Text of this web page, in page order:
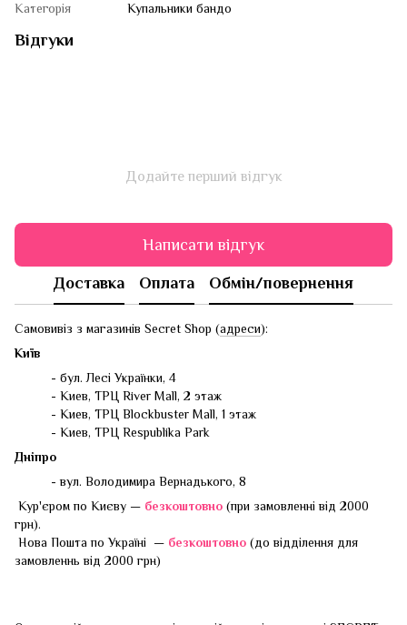
Категорія
Купальники бандо
Відгуки
Додайте перший відгук
Написати відгук
Доставка Оплата Обмін/повернення
Самовивіз з магазинів Secret Shop (адреси):
Київ
- бул. Лесі Українки, 4
- Киев, ТРЦ River Mall, 2 этаж
- Киев, ТРЦ Blockbuster Mall, 1 этаж
- Киев, ТРЦ Respublika Park
Дніпро
- вул. Володимира Вернадького, 8
Кур'єром по Києву — безкоштовно (при замовленні від 2000
грн).
Нова Пошта по Україні — безкоштовно (до відділення для
замовленнь від 2000 грн)